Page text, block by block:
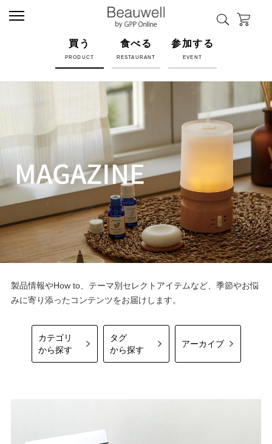
買う
PRODUCT
食べる
RESTAURANT
参加する
EVENT
製品情報やHow to、テーマ別セレクトアイテムなど、季節やお悩
みに寄り添ったコンテンツをお届けします。
カテゴリ
から探す
タグ
から探す
アーカイブ